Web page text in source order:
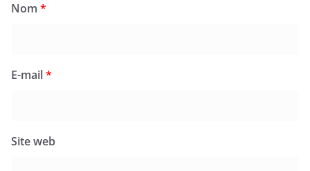
Nom *
E-mail*
Site web